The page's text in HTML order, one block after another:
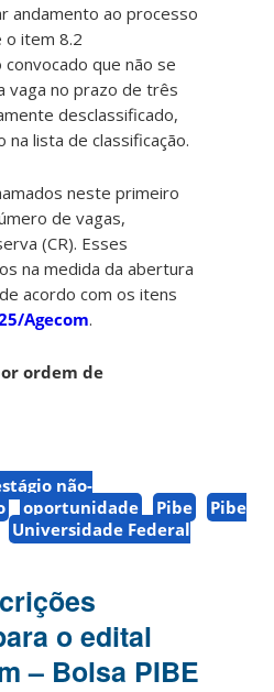
andamento ao processo
o item 8.2
que não se
vaga no prazo de três
desclassificado,
lista de classificação.
neste primeiro
de vagas,
(CR). Esses
na medida da abertura
acordo com os itens
Agecom.
ordem de
não-
oportunidade Pibe
Pibe
Universidade Federal
o edital
– Bolsa PIBE